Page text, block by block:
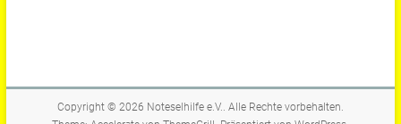
Copyright © 2026 Noteselhilfe e.V.. Alle Rechte vorbehalten.